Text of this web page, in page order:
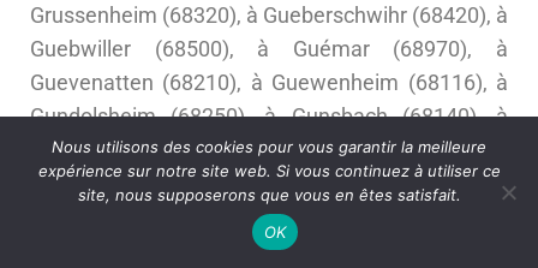
Grussenheim (68320), à Gueberschwihr (68420), à
Guebwiller (68500), à Guémar (68970), à
Guevenatten (68210), à Guewenheim (68116), à
Gundolsheim (68250), à Gunsbach (68140), à
Habsheim (68440), à Hagenbach (68210), à
Hagenthal-le-Bas (68220), à Hagenthal-le-Haut
(68220), à Hartmannswiller (68500), à Hattstatt
(68420), à Hausgauen (68130), à Hecken (68210),
Nous utilisons des cookies pour vous garantir la meilleure
expérience sur notre site web. Si vous continuez à utiliser ce
site, nous supposerons que vous en êtes satisfait.
OK